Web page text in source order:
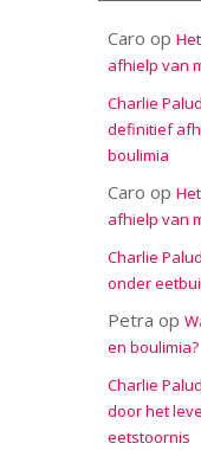
Caro op
afhielp van
Charlie
definitief
boulimia
Caro op
afhielp van
Charlie
onder
Petra op
en boulimia?
Charlie
door het
eetstoornis